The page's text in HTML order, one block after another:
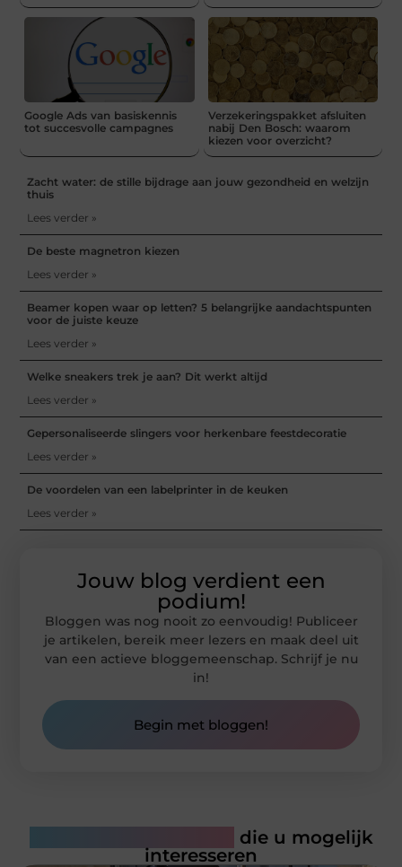
Google Ads van basiskennis
tot succesvolle campagnes
Verzekeringspakket afsluiten
nabij Den Bosch: waarom
kiezen voor overzicht?
Zacht water: de stille bijdrage aan jouw gezondheid en welzijn
thuis
Lees verder »
De beste magnetron kiezen
Lees verder »
Beamer kopen waar op letten? 5 belangrijke aandachtspunten
voor de juiste keuze
Lees verder »
Welke sneakers trek je aan? Dit werkt altijd
Lees verder »
Gepersonaliseerde slingers voor herkenbare feestdecoratie
Lees verder »
De voordelen van een labelprinter in de keuken
Lees verder »
Jouw blog verdient een
podium!
Bloggen was nog nooit zo eenvoudig! Publiceer
je artikelen, bereik meer lezers en maak deel uit
van een actieve bloggemeenschap. Schrijf je nu
in!
Begin met bloggen!
die u mogelijk
interesseren